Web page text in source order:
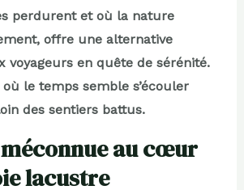
perdurent et où la nature
offre une alternative
voyageurs en quête de sérénité.
le temps semble s’écouler
des sentiers battus.
au cœur
lacustre